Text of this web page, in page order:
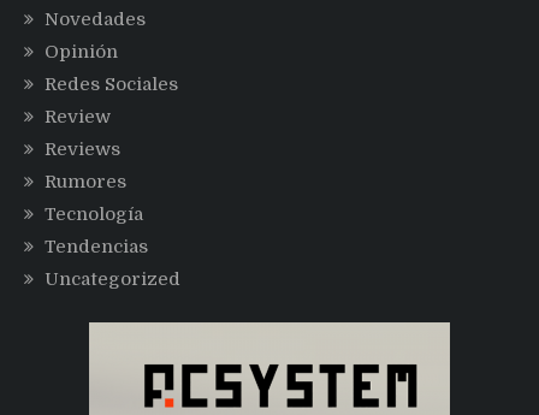
Novedades
Opinión
Redes Sociales
Review
Reviews
Rumores
Tecnología
Tendencias
Uncategorized